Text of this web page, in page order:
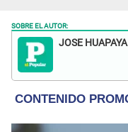
SOBRE EL AUTOR:
JOSE HUAPAYA